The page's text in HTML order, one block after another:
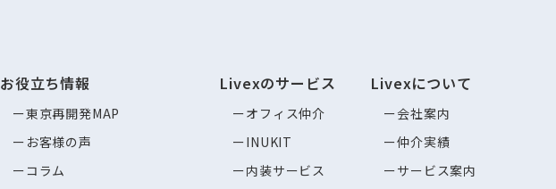
お役立ち情報
東京再開発MAP
お客様の声
コラム
Livexのサービス
オフィス仲介
INUKIT
内装サービス
Livexについて
会社案内
仲介実績
サービス案内